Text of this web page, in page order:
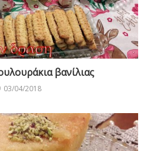
βανίλιας
03/04/2018